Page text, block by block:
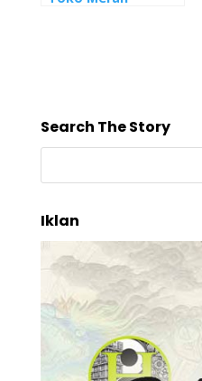
Search The Story
Iklan